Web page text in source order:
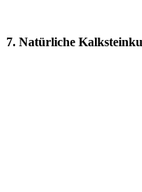
7. Natürliche